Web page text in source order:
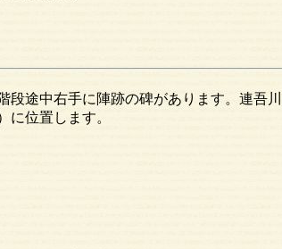
途中右手に陣跡の碑があります。連吾川
に位置します。